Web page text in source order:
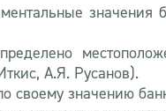
А.Я. Русанов).
своему значению